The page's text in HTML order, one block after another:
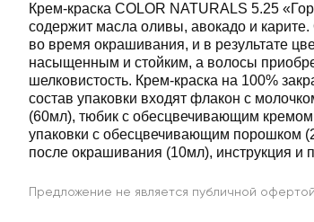
Крем-краска COLOR NATURALS 5.25
содержит масла оливы, авокадо и
во время окрашивания, и в результате
насыщенным и стойким, а волосы
шелковистость. Крем-краска на 100%
состав упаковки входят флакон с
(60мл), тюбик с обесцвечивающим
упаковки с обесцвечивающим порошком
после окрашивания (10мл), инструкция и
Предложение не является публичной офертой